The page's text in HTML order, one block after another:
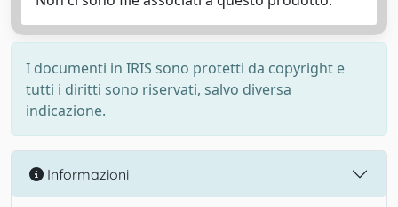
I documenti in IRIS sono protetti da copyright e
tutti i diritti sono riservati, salvo diversa
indicazione.
Informazioni